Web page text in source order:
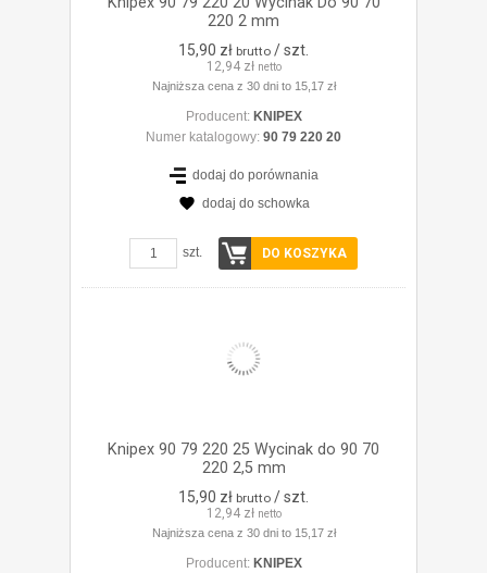
220 2 mm
15,90 zł brutto / szt.
12,94 zł netto
Najniższa cena z 30 dni to 15,17 zł
Producent: KNIPEX
Numer katalogowy: 90 79 220 20
dodaj do porównania
dodaj do schowka
szt. DO KOSZYKA
Knipex 90 79 220 25 Wycinak do 90 70
220 2,5 mm
15,90 zł brutto / szt.
12,94 zł netto
Najniższa cena z 30 dni to 15,17 zł
Producent: KNIPEX